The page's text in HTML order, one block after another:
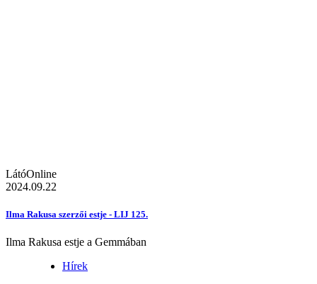
LátóOnline
2024.09.22
Ilma Rakusa szerzői estje - LIJ 125.
Ilma Rakusa estje a Gemmában
Hírek